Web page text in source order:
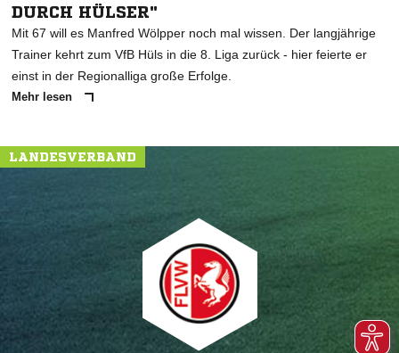
DURCH HÜLSER"
Mit 67 will es Manfred Wölpper noch mal wissen. Der langjährige
Trainer kehrt zum VfB Hüls in die 8. Liga zurück - hier feierte er
einst in der Regionalliga große Erfolge.
Mehr lesen
LANDESVERBAND